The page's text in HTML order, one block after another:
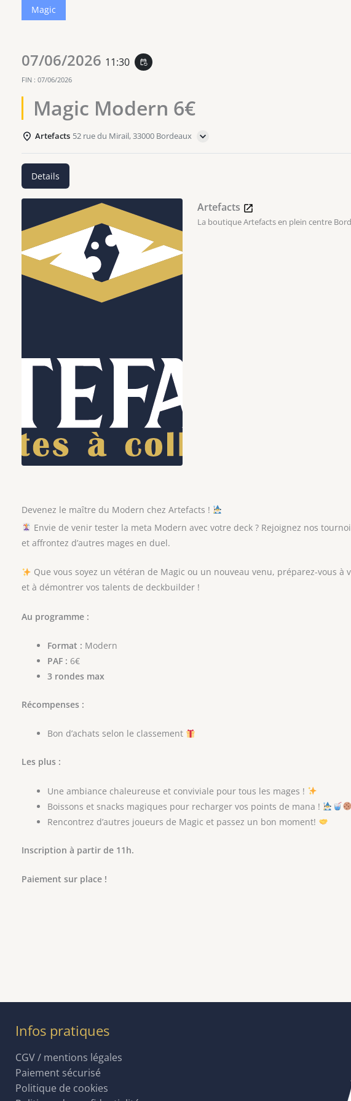
Magic
07/06/2026 11:30 event_repeat
FIN : 07/06/2026
Magic Modern 6€
Artefacts 52 rue du Mirail, 33000 Bordeaux
Details
Artefacts
La boutique Artefacts en plein centre
Devenez le maître du Modern chez Artefacts !
Envie de venir tester la meta Modern avec votre deck ? Rejoignez nos
et affrontez d’autres mages en duel.
Que vous soyez un vétéran de Magic ou un nouveau venu, préparez-vous
et à démontrer vos talents de deckbuilder !
Au programme :
Format : Modern
PAF : 6€
3 rondes max
Récompenses :
Bon d’achats selon le classement
Les plus :
Une ambiance chaleureuse et conviviale pour tous les mages !
Boissons et snacks magiques pour recharger vos points de mana !
Rencontrez d’autres joueurs de Magic et passez un bon moment!
Inscription à partir de 11h.
Paiement sur place !
Infos pratiques
CGV / mentions légales
Paiement sécurisé
Politique de cookies